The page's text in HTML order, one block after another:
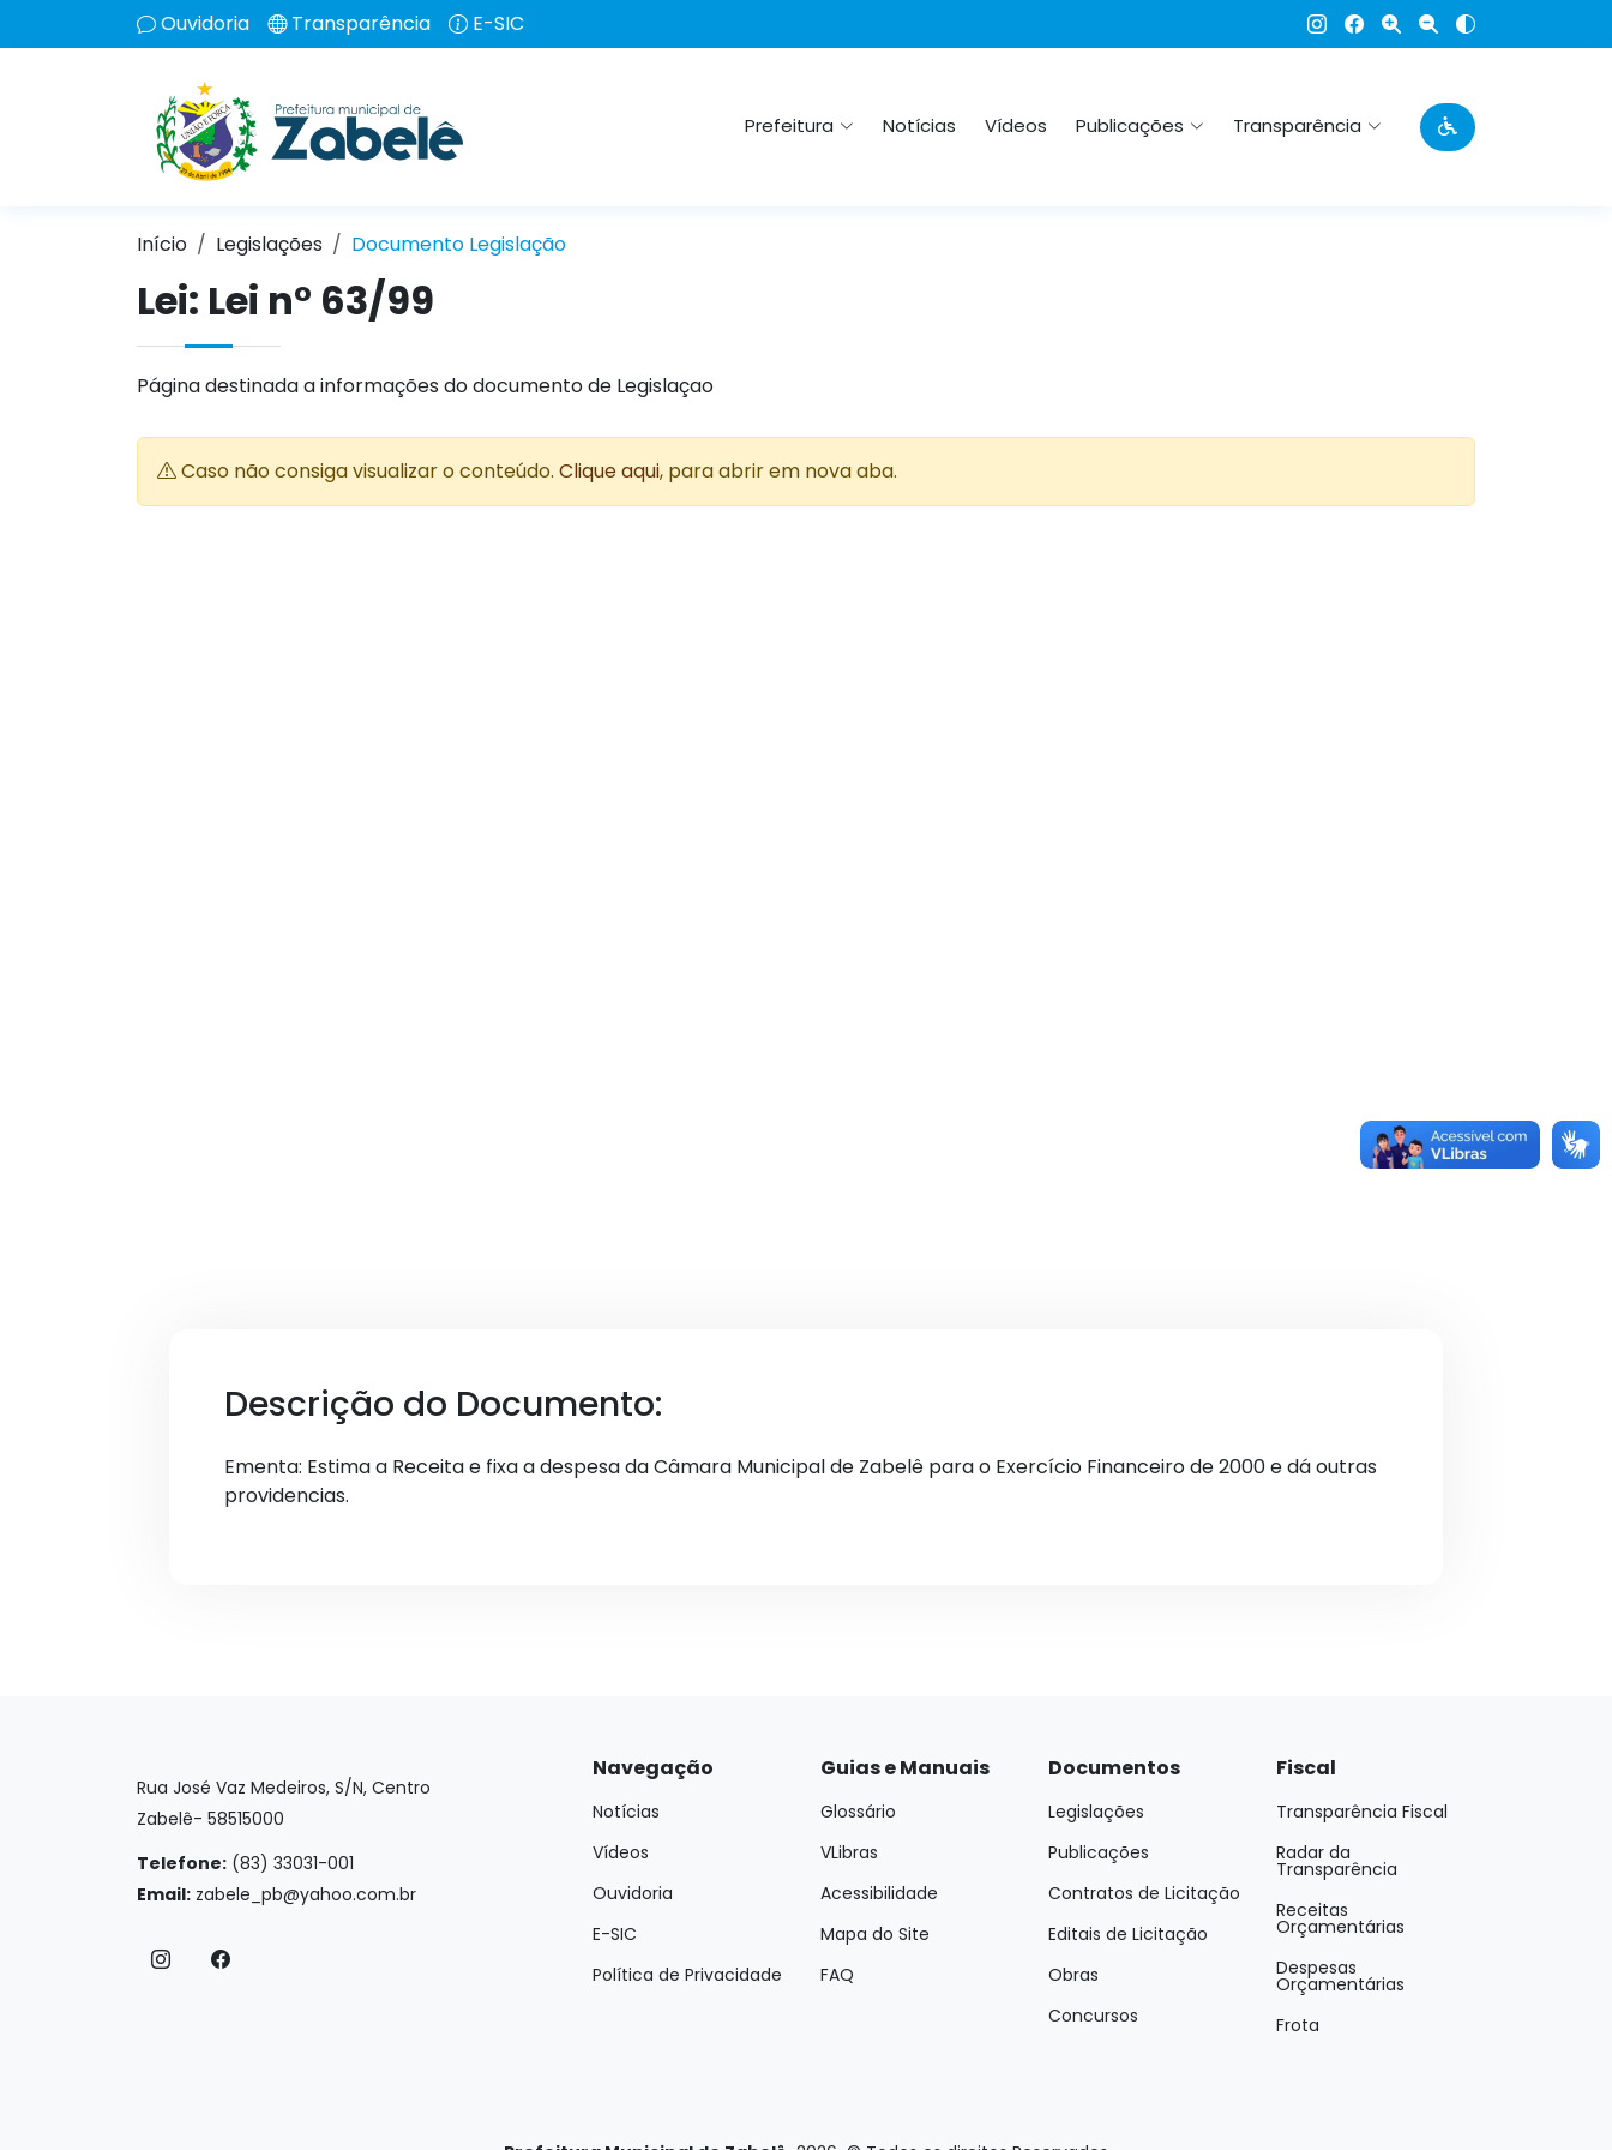
Ouvidoria Transparência E-SIC
Prefeitura Notícias Vídeos Publicações Transparência
Início Legislações Documento Legislação
Lei: Lei n° 63/99
Página destinada a informações do documento de Legislaçao
Caso não consiga visualizar o conteúdo. Clique aqui, para abrir em nova aba.
Descrição do Documento:
Ementa: Estima a Receita e fixa a despesa da Câmara Municipal de Zabelê para o Exercício Financeiro de 2000 e dá outras
providencias.
Rua José Vaz Medeiros, S/N, Centro
Zabelê- 58515000
Telefone: (83) 33031-001
Email: zabele_pb@yahoo.com.br
Navegação
Notícias
Vídeos
Ouvidoria
E-SIC
Política de Privacidade
Guias e Manuais
Glossário
VLibras
Acessibilidade
Mapa do Site
FAQ
Documentos
Legislações
Publicações
Contratos de Licitação
Editais de Licitação
Obras
Concursos
Fiscal
Transparência Fiscal
Radar da
Transparência
Receitas
Orçamentárias
Despesas
Orçamentárias
Frota